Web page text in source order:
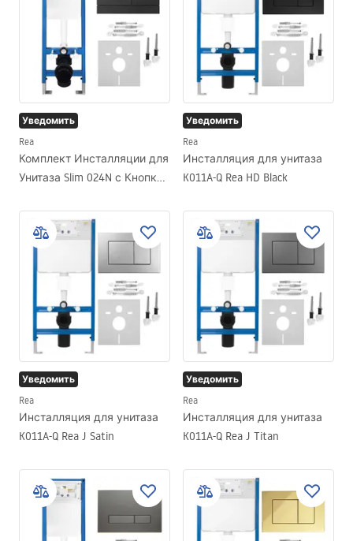
Уведомить
Rea
Комплект Инсталляции для
Унитаза Slim 024N с Кнопкой
Уведомить
Rea
Инсталляция для унитаза
K011A-Q Rea HD Black
Уведомить
Rea
Инсталляция для унитаза
K011A-Q Rea J Satin
Уведомить
Rea
Инсталляция для унитаза
K011A-Q Rea J Titan